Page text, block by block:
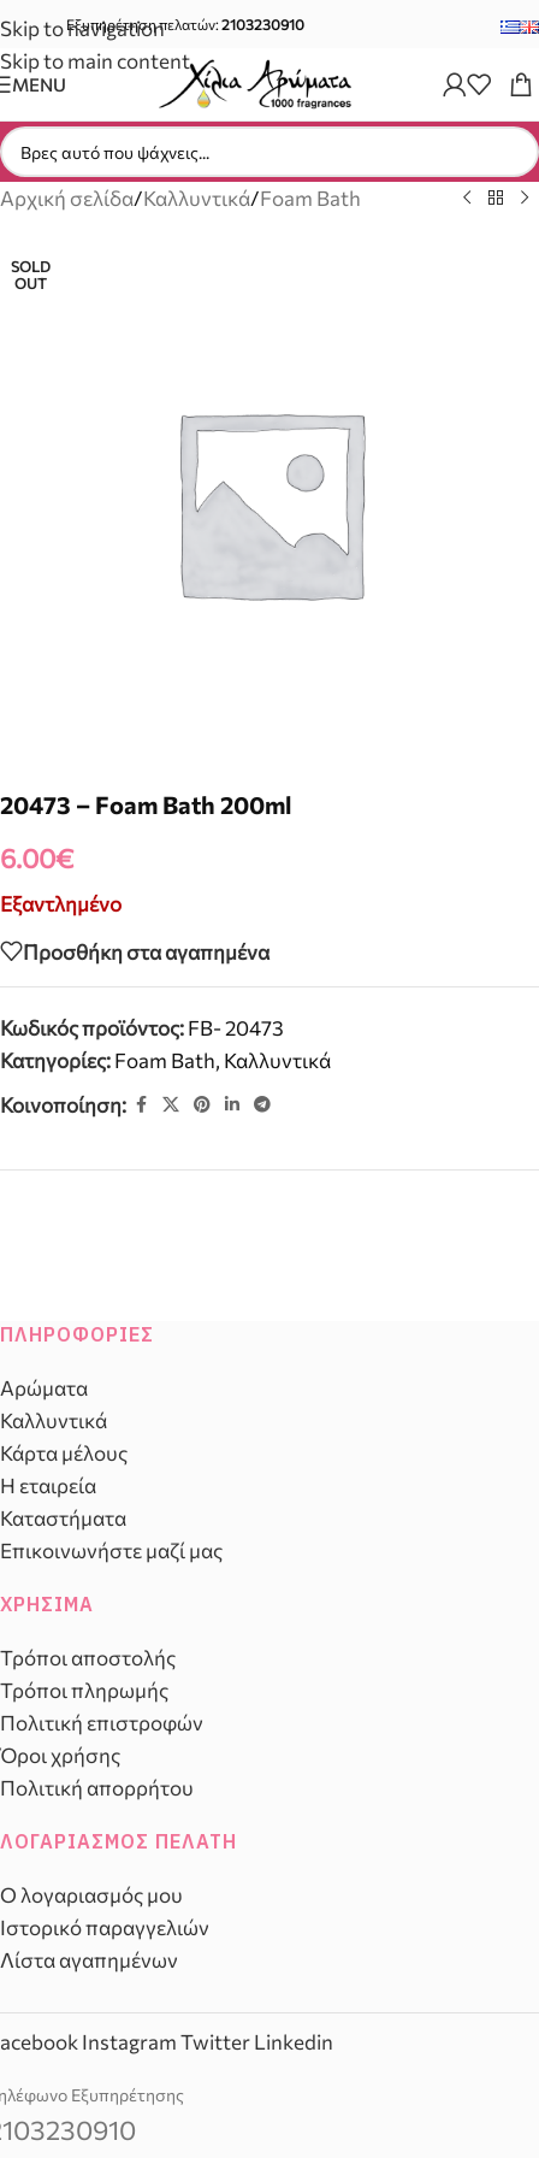
Skip to navigation
Skip to main content
Εξυπηρέτηση πελατών:2103230910
MENU
Αρχική σελίδα/Καλλυντικά/Foam Bath
SOLD
OUT
20473 – Foam Bath 200ml
6.00€
Εξαντλημένο
Προσθήκη στα αγαπημένα
Κωδικός προϊόντος:FB- 20473
Κατηγορίες:Foam Bath, Καλλυντικά
Κοινοποίηση:
ΠΛΗΡΟΦΟΡΊΕΣ
Αρώματα
Καλλυντικά
Κάρτα μέλους
Η εταιρεία
Καταστήματα
Επικοινωνήστε μαζί μας
ΧΡΉΣΙΜΑ
Τρόποι αποστολής
Τρόποι πληρωμής
Πολιτική επιστροφών
Όροι χρήσης
Πολιτική απορρήτου
ΛΟΓΑΡΙΑΣΜΌΣ ΠΕΛΆΤΗ
Ο λογαριασμός μου
Ιστορικό παραγγελιών
Λίστα αγαπημένων
InstagramTwitterLinkedin
Εξυπηρέτησης